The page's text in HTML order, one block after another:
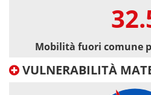
Mobilità fuori comune
VULNERABILITÀ